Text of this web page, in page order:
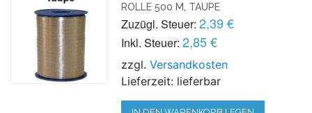
ROLLE 500 M, TAUPE
Zuzügl. Steuer: 2,39 €
Inkl. Steuer: 2,85 €
zzgl.Versandkosten
Lieferzeit: lieferbar